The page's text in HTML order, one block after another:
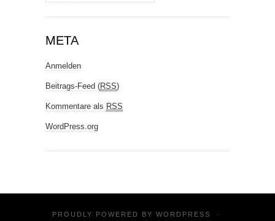
META
Anmelden
Beitrags-Feed (RSS)
Kommentare als RSS
WordPress.org
PROUDLY POWERED BY WORDPRESS ·